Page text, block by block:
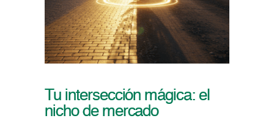
Tu intersección mágica: el
nicho de mercado